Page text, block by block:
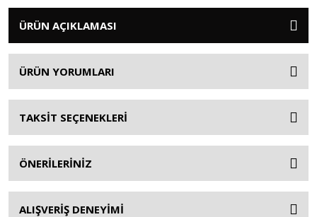
ÜRÜN AÇIKLAMASI
ÜRÜN YORUMLARI
TAKSİT SEÇENEKLERİ
ÖNERİLERİNİZ
ALIŞVERİŞ DENEYİMİ